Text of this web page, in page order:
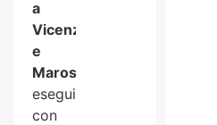
a
Vicenza
e
Marostica
eseguito
con